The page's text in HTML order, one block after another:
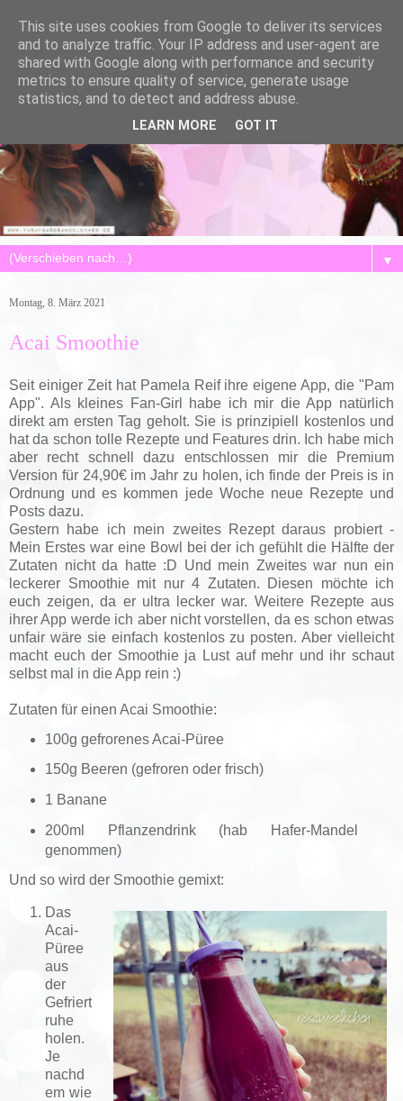
▼
Montag, 8. März 2021
Acai Smoothie
Seit einiger Zeit hat Pamela Reif ihre eigene App, die "Pam
App". Als kleines Fan-Girl habe ich mir die App natürlich
direkt am ersten Tag geholt. Sie is prinzipiell kostenlos und
hat da schon tolle Rezepte und Features drin. Ich habe mich
aber recht schnell dazu entschlossen mir die Premium
Version für 24,90€ im Jahr zu holen, ich finde der Preis is in
Ordnung und es kommen jede Woche neue Rezepte und
Posts dazu.
Gestern habe ich mein zweites Rezept daraus probiert -
Mein Erstes war eine Bowl bei der ich gefühlt die Hälfte der
Zutaten nicht da hatte :D Und mein Zweites war nun ein
leckerer Smoothie mit nur 4 Zutaten. Diesen möchte ich
euch zeigen, da er ultra lecker war. Weitere Rezepte aus
ihrer App werde ich aber nicht vorstellen, da es schon etwas
unfair wäre sie einfach kostenlos zu posten. Aber vielleicht
macht euch der Smoothie ja Lust auf mehr und ihr schaut
selbst mal in die App rein :)
Zutaten für einen Acai Smoothie:
100g gefrorenes Acai-Püree
150g Beeren (gefroren oder frisch)
1 Banane
200ml Pflanzendrink (hab Hafer-Mandel
genommen)
Und so wird der Smoothie gemixt:
Das
Acai-
Püree
aus
der
Gefriert
ruhe
holen.
Je
nachd
em wie
This site uses cookies from Google to deliver its services
and to analyze traffic. Your IP address and user-agent are
shared with Google along with performance and security
metrics to ensure quality of service, generate usage
statistics, and to detect and address abuse.
LEARN MORE GOT IT